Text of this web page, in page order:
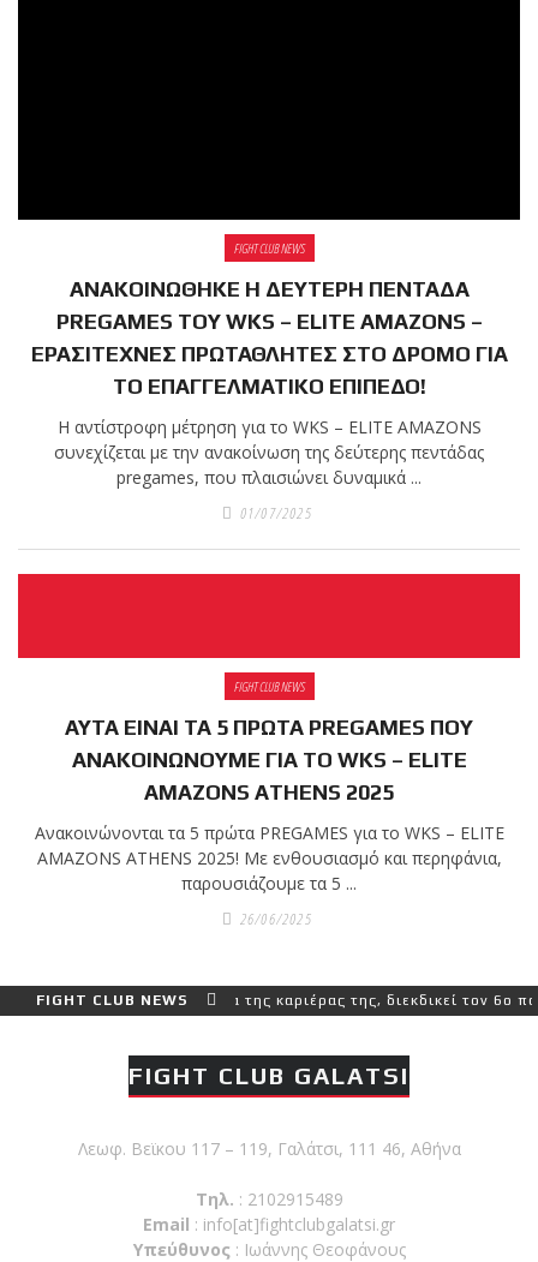
FIGHT CLUB NEWS
ΑΝΑΚΟΙΝΩΘΗΚΕ Η ΔΕΥΤΕΡΗ ΠΕΝΤΑΔΑ
PREGAMES ΤΟΥ WKS – ELITE AMAZONS –
ΕΡΑΣΙΤΕΧΝΕΣ ΠΡΩΤΑΘΛΗΤΕΣ ΣΤΟ ΔΡΟΜΟ ΓΙΑ
ΤΟ ΕΠΑΓΓΕΛΜΑΤΙΚΟ ΕΠΙΠΕΔΟ!
Η αντίστροφη μέτρηση για το WKS – ELITE AMAZONS
συνεχίζεται με την ανακοίνωση της δεύτερης πεντάδας
pregames, που πλαισιώνει δυναμικά ...
01/07/2025
FIGHT CLUB NEWS
ΑΥΤΑ ΕΙΝΑΙ ΤΑ 5 ΠΡΩΤΑ PREGAMES ΠΟΥ
ΑΝΑΚΟΙΝΩΝΟΥΜΕ ΓΙΑ ΤΟ WKS – ELITE
AMAZONS ATHENS 2025
Ανακοινώνονται τα 5 πρώτα PREGAMES για το WKS – ELITE
AMAZONS ATHENS 2025! Με ενθουσιασμό και περηφάνια,
παρουσιάζουμε τα 5 ...
26/06/2025
FIGHT CLUB NEWS
και πιο δύσκολο αγώνα της καριέρας της, διεκδικεί τον 6ο
FIGHT CLUB GALATSI
Λεωφ. Βεϊκου 117 – 119, Γαλάτσι, 111 46, Αθήνα
Τηλ. : 2102915489
Email : info[at]fightclubgalatsi.gr
Υπεύθυνος : Ιωάννης Θεοφάνους